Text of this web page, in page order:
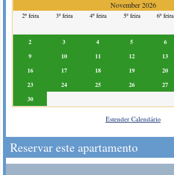
November 2026
2º feira 3º feira 4º feira 5º feira 6º feira
2
3 4 5 6
9
10 11 12 13
16
17 18 19 20
23
24 25 26 27
30
Estender Calendário
Reservar este apartamento